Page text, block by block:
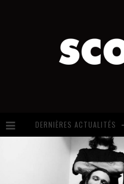
DERNIÈRES ACTUALITÉS